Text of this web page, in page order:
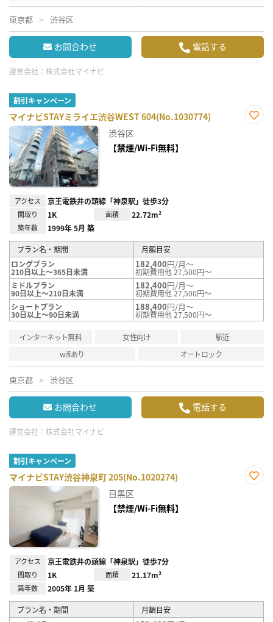
東京都 渋谷区
お問合わせ 電話する
運営会社： 株式会社マイナビ
割引キャンペーン
マイナビSTAYミライエ渋谷WEST 604(No.1030774)
渋谷区
【禁煙/Wi-Fi無料】
アクセス 京王電鉄井の頭線「神泉駅」徒歩3分
間取り 1K 面積 22.72m²
築年数 1999年 5月 築
プラン名・期間
月額目安
ロングプラン
210日以上～365日未満
182,400円/月～
初期費用他 27,500円～
ミドルプラン
90日以上～210日未満
182,400円/月～
初期費用他 27,500円～
ショートプラン
30日以上～90日未満
188,400円/月～
初期費用他 27,500円～
インターネット無料 女性向け
駅近
wifiあり
オートロック
東京都 渋谷区
お問合わせ 電話する
運営会社： 株式会社マイナビ
割引キャンペーン
マイナビSTAY渋谷神泉町 205(No.1020274)
目黒区
【禁煙/Wi-Fi無料】
アクセス 京王電鉄井の頭線「神泉駅」徒歩7分
間取り 1K 面積 21.17m²
築年数 2005年 1月 築
プラン名・期間
月額目安